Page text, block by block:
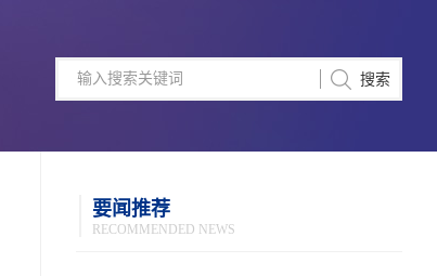
要闻推荐
RECOMMENDED NEWS